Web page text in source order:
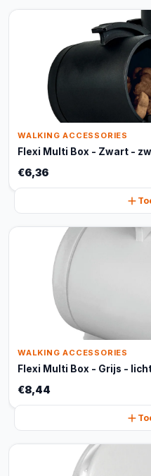
WALKING ACCESSORIES
Flexi Multi Box - Zwart -
€6,36
WALKING ACCESSORIES
Flexi Multi Box - Grijs -
€8,44